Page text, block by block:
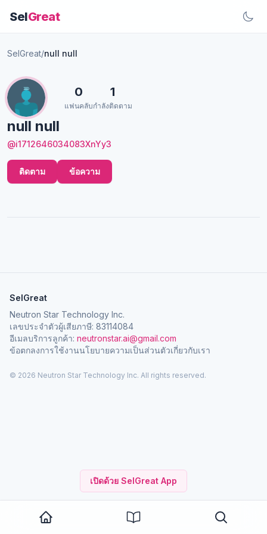
SelGreat
เปิดด้วย SelGreat App
SelGreat/null null
null null
@i1712646034083XnYy3
0
แฟนคลับ
1
กำลังติดตาม
ติดตาม ข้อความ
SelGreat
Neutron Star Technology Inc.
เลขประจำตัวผู้เสียภาษี: 83114084
อีเมลบริการลูกค้า: neutronstar.ai@gmail.com
ข้อตกลงการใช้งานนโยบายความเป็นส่วนตัวเกี่ยวกับเรา
© 2026 Neutron Star Technology Inc. All rights reserved.